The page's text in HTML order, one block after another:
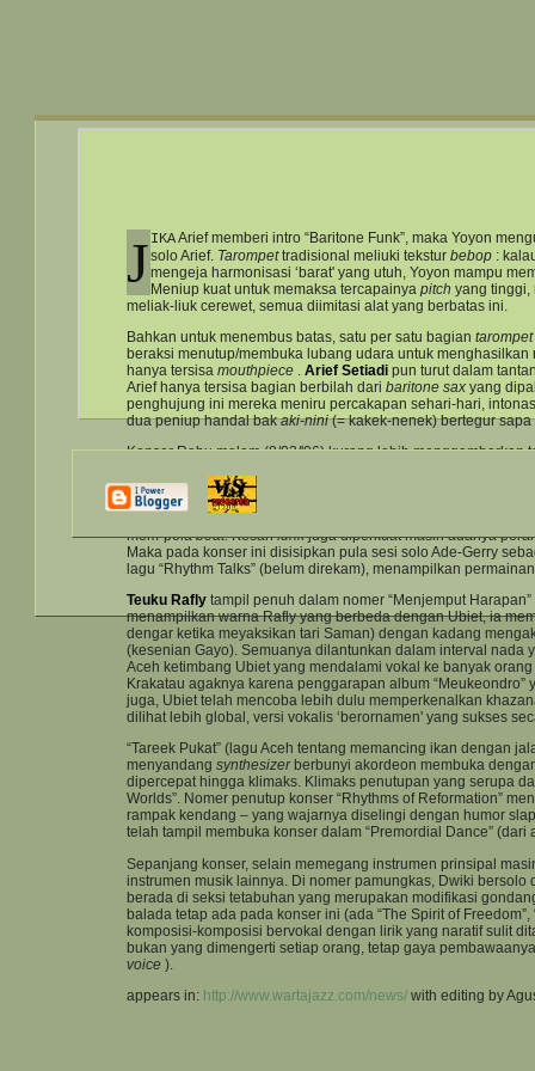
J IKAArief memberi intro “Baritone Funk”, maka Yoyon
solo Arief. Tarompettradisional meliuki teksturbebop :
mengeja harmonisasi ‘barat' yang utuh, Yoyon mampu
Meniup kuat untuk memaksa tercapainyapitchyang tinggi,
meliak-liuk cerewet, semua diimitasi alat yang berbatas ini.
Bahkan untuk menembus batas, satu per satu bagian
beraksi menutup/membuka lubang udara untuk
hanya tersisamouthpiece .Arief Setiadipun turut dalam
Arief hanya tersisa bagian berbilah daribaritone saxyang
penghujung ini mereka meniru percakapan sehari-hari,
dua peniup handal bakaki-nini(= kakek-nenek) bertegur
Konser Rabu malam (8/02/'06) kurang lebih menggambarkan
lagu. Tema yang sama direkam dalam album tersebut
Baritone Funk”. “Bunga Tembaga” yang dibangun
mem-polabeat. Kesanfunkjuga diperkuat masih adanya
Maka pada konser ini disisipkan pula sesi solo Ade-Gerry
lagu “Rhythm Talks” (belum direkam), menampilkan
Teuku Raflytampil penuh dalam nomer “Menjemput
menampilkan warna Rafly yang berbeda dengan Ubiet, ia
dengar ketika meyaksikan tari Saman) dengan kadang
(kesenian Gayo). Semuanya dilantunkan dalam interval
Aceh ketimbang Ubiet yang mendalami vokal ke banyak
Krakatau agaknya karena penggarapan album
juga, Ubiet telah mencoba lebih dulu memperkenalkan
dilihat lebih global, versi vokalis ‘berornamen' yang sukses
“Tareek Pukat” (lagu Aceh tentang memancing ikan dengan
menyandangsynthesizer berbunyi akordeon membuka
dipercepat hingga klimaks. Klimaks penutupan yang serupa
Worlds”. Nomer penutup konser “Rhythms of Reformation”
rampak kendang – yang wajarnya diselingi dengan humor
telah tampil membuka konser dalam “Premordial Dance” (dari
Sepanjang konser, selain memegang instrumen prinsipal
instrumen musik lainnya. Di nomer pamungkas, Dwiki
berada di seksi tetabuhan yang merupakan modifikasi
balada tetap ada pada konser ini (ada “The Spirit of
komposisi-komposisi bervokal dengan lirik yang naratif sulit
bukan yang dimengerti setiap orang, tetap gaya
voice).
appears in: http://www.wartajazz.com/news/ with editing by